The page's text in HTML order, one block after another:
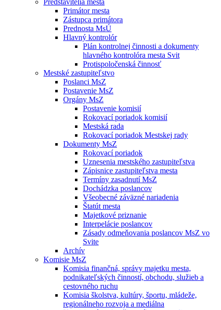
Predstavitelia mesta
Primátor mesta
Zástupca primátora
Prednosta MsÚ
Hlavný kontrolór
Plán kontrolnej činnosti a dokumenty
hlavného kontrolóra mesta Svit
Protispoločenská činnosť
Mestské zastupiteľstvo
Poslanci MsZ
Postavenie MsZ
Orgány MsZ
Postavenie komisií
Rokovací poriadok komisií
Mestská rada
Rokovací poriadok Mestskej rady
Dokumenty MsZ
Rokovací poriadok
Uznesenia mestského zastupiteľstva
Zápisnice zastupiteľstva mesta
Termíny zasadnutí MsZ
Dochádzka poslancov
Všeobecné záväzné nariadenia
Štatút mesta
Majetkové priznanie
Interpelácie poslancov
Zásady odmeňovania poslancov MsZ vo
Svite
Archív
Komisie MsZ
Komisia finančná, správy majetku mesta,
podnikateľských činností, obchodu, služieb a
cestovného ruchu
Komisia školstva, kultúry, športu, mládeže,
regionálneho rozvoja a mediálna